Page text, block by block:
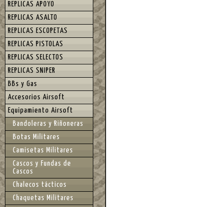
REPLICAS APOYO
REPLICAS ASALTO
REPLICAS ESCOPETAS
REPLICAS PISTOLAS
REPLICAS SELECTOS
REPLICAS SNIPER
BBs y Gas
Accesorios Airsoft
Equipamiento Airsoft
Bandoleras y Riñoneras
Botas Militares
Camisetas Militares
Cascos y Fundas de
Cascos
Chalecos tácticos
Chaquetas Militares